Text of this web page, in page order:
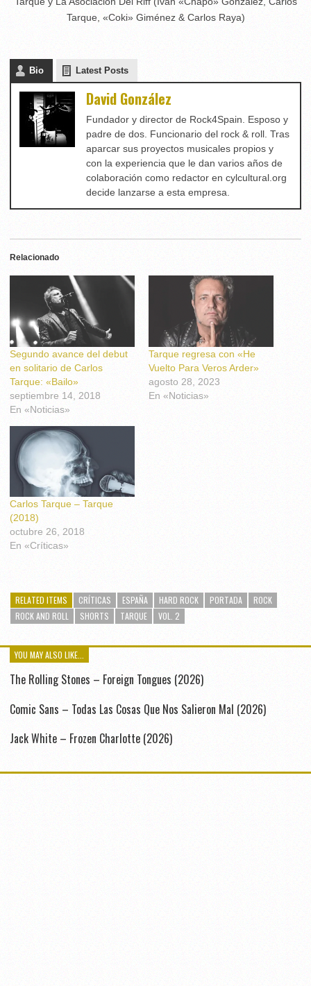
Tarque, «Coki» Giménez & Carlos Raya)
Bio Latest Posts
David González
Fundador y director de Rock4Spain. Esposo y
padre de dos. Funcionario del rock & roll. Tras
aparcar sus proyectos musicales propios y
con la experiencia que le dan varios años de
colaboración como redactor en cylcultural.org
decide lanzarse a esta empresa.
Relacionado
Segundo avance del debut
en solitario de Carlos
Tarque: «Bailo»
septiembre 14, 2018
En «Noticias»
Tarque regresa con «He
Vuelto Para Veros Arder»
agosto 28, 2023
En «Noticias»
Carlos Tarque – Tarque
(2018)
octubre 26, 2018
En «Críticas»
RELATED ITEMS CRÍTICAS ESPAÑA HARD ROCK PORTADA
ROCK
ROCK AND ROLL
SHORTS TARQUE VOL. 2
YOU MAY ALSO LIKE...
The Rolling Stones – Foreign Tongues (2026)
Comic Sans – Todas Las Cosas Que Nos Salieron Mal (2026)
Jack White – Frozen Charlotte (2026)